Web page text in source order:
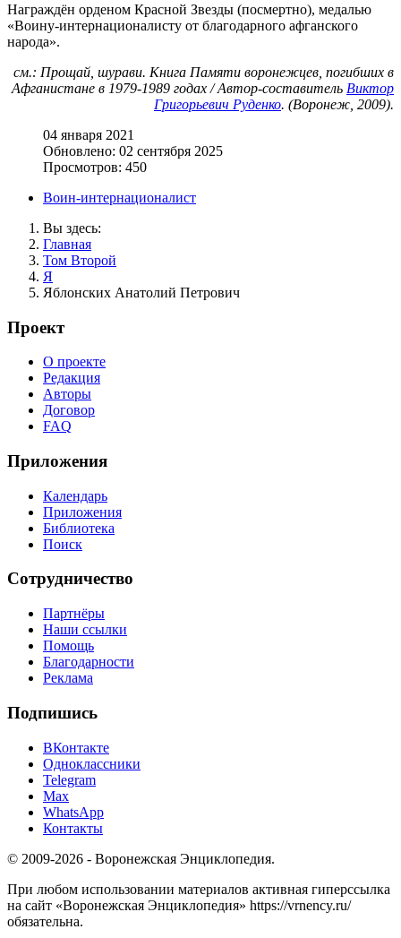
Награждён орденом Красной Звезды (посмертно), медалью
«Воину-интернационалисту от благодарного афганского
народа».
см.: Прощай, шурави. Книга Памяти воронежцев, погибших в
Афганистане в 1979-1989 годах / Автор-составитель Виктор
Григорьевич Руденко. (Воронеж, 2009).
04 января 2021
Обновлено: 02 сентября 2025
Просмотров: 450
Воин-интернационалист
Вы здесь:
Главная
Том Второй
Я
Яблонских Анатолий Петрович
Проект
О проекте
Редакция
Авторы
Договор
FAQ
Приложения
Календарь
Приложения
Библиотека
Поиск
Сотрудничество
Партнёры
Наши ссылки
Помощь
Благодарности
Реклама
Подпишись
ВКонтакте
Одноклассники
Telegram
Max
WhatsApp
Контакты
© 2009-2026 - Воронежская Энциклопедия.
При любом использовании материалов активная гиперссылка
на сайт «Воронежская Энциклопедия» https://vrnency.ru/
обязательна.